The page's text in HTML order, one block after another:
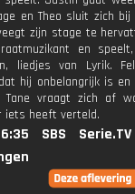
en Theo sluit zich bij
zijn stage te
en
liedjes van Lyrik.
hij onbelangrijk is en
Tane vraagt ​​zich af
iets heeft verteld.
SBS
Serie.TV